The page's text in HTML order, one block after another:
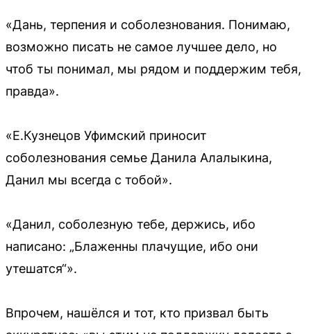
«Дань, терпения и соболезнования. Понимаю,
возможно писать не самое лучшее дело, но
чтоб ты понимал, мы рядом и поддержим тебя,
правда».
«Е.Кузнецов Уфимский приносит
соболезнования семье Данила Алалыкина,
Данил мы всегда с тобой».
«Данил, соболезную тебе, держись, ибо
написано: „Блаженны плачущие, ибо они
утешатся“».
Впрочем, нашёлся и тот, кто призвал быть